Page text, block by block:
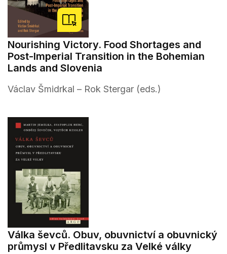
Nourishing Victory. Food Shortages and
Post-Imperial Transition in the Bohemian
Lands and Slovenia
Václav Šmidrkal – Rok Stergar (eds.)
Válka ševců. Obuv, obuvnictví a obuvnický
průmysl v Předlitavsku za Velké války